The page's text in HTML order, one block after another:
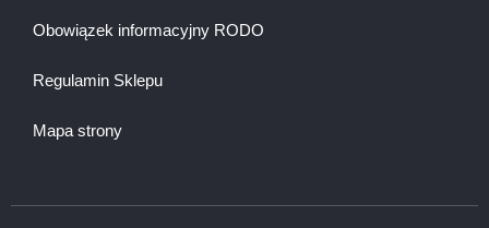
Obowiązek informacyjny RODO
Regulamin Sklepu
Mapa strony